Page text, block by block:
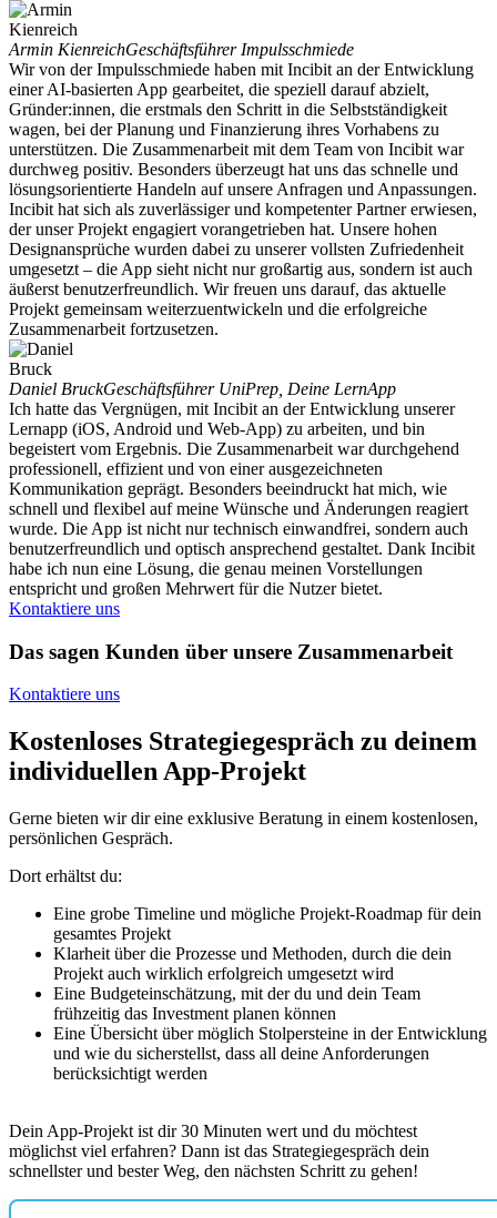
Armin KienreichGeschäftsführer Impulsschmiede
Wir von der Impulsschmiede haben mit Incibit an der Entwicklung
einer AI-basierten App gearbeitet, die speziell darauf abzielt,
Gründer:innen, die erstmals den Schritt in die Selbstständigkeit
wagen, bei der Planung und Finanzierung ihres Vorhabens zu
unterstützen. Die Zusammenarbeit mit dem Team von Incibit war
durchweg positiv. Besonders überzeugt hat uns das schnelle und
lösungsorientierte Handeln auf unsere Anfragen und Anpassungen.
Incibit hat sich als zuverlässiger und kompetenter Partner erwiesen,
der unser Projekt engagiert vorangetrieben hat. Unsere hohen
Designansprüche wurden dabei zu unserer vollsten Zufriedenheit
umgesetzt – die App sieht nicht nur großartig aus, sondern ist auch
äußerst benutzerfreundlich. Wir freuen uns darauf, das aktuelle
Projekt gemeinsam weiterzuentwickeln und die erfolgreiche
Zusammenarbeit fortzusetzen.
Daniel BruckGeschäftsführer UniPrep, Deine LernApp
Ich hatte das Vergnügen, mit Incibit an der Entwicklung unserer
Lernapp (iOS, Android und Web-App) zu arbeiten, und bin
begeistert vom Ergebnis. Die Zusammenarbeit war durchgehend
professionell, effizient und von einer ausgezeichneten
Kommunikation geprägt. Besonders beeindruckt hat mich, wie
schnell und flexibel auf meine Wünsche und Änderungen reagiert
wurde. Die App ist nicht nur technisch einwandfrei, sondern auch
benutzerfreundlich und optisch ansprechend gestaltet. Dank Incibit
habe ich nun eine Lösung, die genau meinen Vorstellungen
entspricht und großen Mehrwert für die Nutzer bietet.
Kontaktiere uns
Das sagen Kunden über unsere Zusammenarbeit
Kontaktiere uns
Kostenloses Strategiegespräch zu deinem
individuellen App-Projekt​
Gerne bieten wir dir eine exklusive Beratung in einem kostenlosen,
persönlichen Gespräch.
Dort erhältst du:
Eine grobe Timeline und mögliche Projekt-Roadmap für dein
gesamtes Projekt
Klarheit über die Prozesse und Methoden, durch die dein
Projekt auch wirklich erfolgreich umgesetzt wird
Eine Budgeteinschätzung, mit der du und dein Team
frühzeitig das Investment planen können
Eine Übersicht über möglich Stolpersteine in der Entwicklung
und wie du sicherstellst, dass all deine Anforderungen
berücksichtigt werden
Dein App-Projekt ist dir 30 Minuten wert und du möchtest
möglichst viel erfahren? Dann ist das Strategiegespräch dein
schnellster und bester Weg, den nächsten Schritt zu gehen!